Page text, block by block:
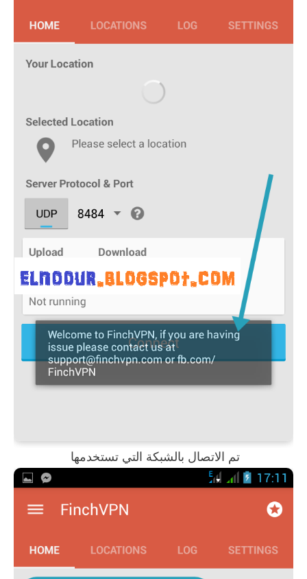
تم الاتصال بالشبكة التي تستخدمها